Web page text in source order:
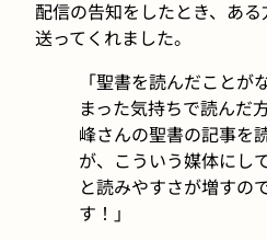
配信の告知をしたとき、あ
送ってくれました。
「聖書を読んだことが
まった気持ちで読んだ
峰さんの聖書の記事を
が、こういう媒体にし
と読みやすさが増すの
す！」